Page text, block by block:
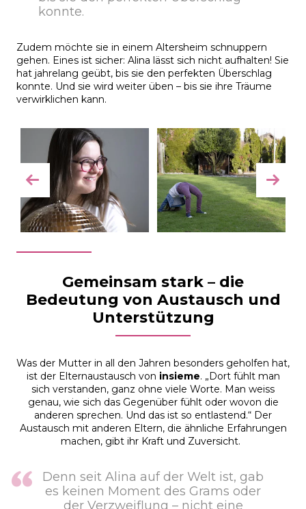
konnte.
Zudem möchte sie in einem Altersheim schnuppern
gehen. Eines ist sicher: Alina lässt sich nicht aufhalten! Sie
hat jahrelang geübt, bis sie den perfekten Überschlag
konnte. Und sie wird weiter üben – bis sie ihre Träume
verwirklichen kann.
Gemeinsam stark – die
Bedeutung von Austausch und
Unterstützung
Was der Mutter in all den Jahren besonders geholfen hat,
ist der Elternaustausch von insieme. „Dort fühlt man
sich verstanden, ganz ohne viele Worte. Man weiss
genau, wie sich das Gegenüber fühlt oder wovon die
anderen sprechen. Und das ist so entlastend.“ Der
Austausch mit anderen Eltern, die ähnliche Erfahrungen
machen, gibt ihr Kraft und Zuversicht.
Denn seit Alina auf der Welt ist, gab
es keinen Moment des Grams oder
der Verzweiflung – nicht eine